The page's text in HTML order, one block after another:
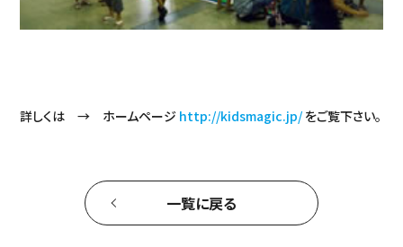
詳しくは → ホームページ http://kidsmagic.jp/ をご覧下さい。
一覧に戻る